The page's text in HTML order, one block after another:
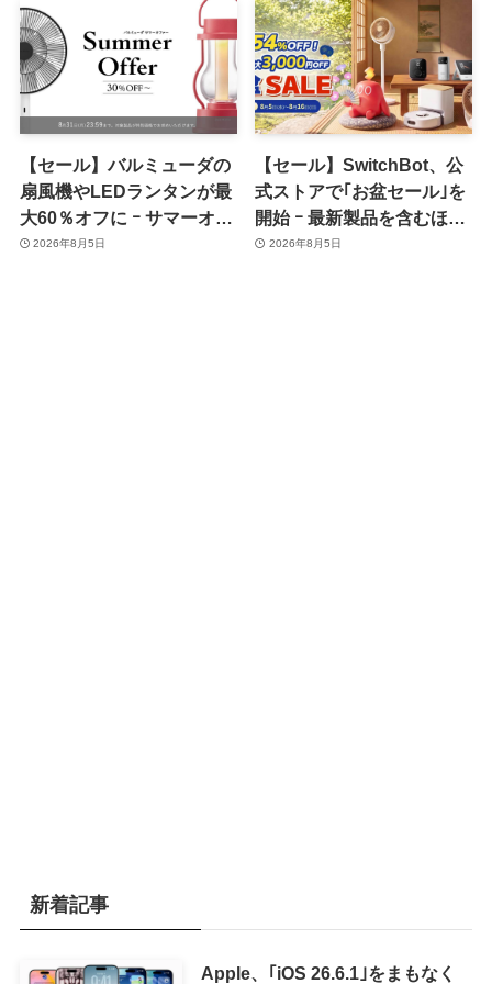
フに
【セール】バルミューダの
扇風機やLEDランタンが最
大60％オフに ｰ サマーオフ
ァーのセール開催中
2026年8月5日
【セール】SwitchBot、公
式ストアで｢お盆セール｣を
開始 ｰ 最新製品を含むほぼ
全品が最大54％オフに
2026年8月5日
新着記事
Apple、｢iOS 26.6.1｣をまもなく